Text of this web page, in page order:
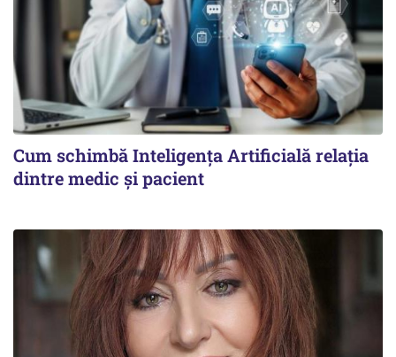
Cum schimbă Inteligența Artificială relația
dintre medic și pacient